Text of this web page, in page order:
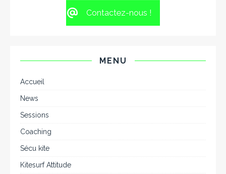
Contactez-nous !
MENU
Accueil
News
Sessions
Coaching
Sécu kite
Kitesurf Attitude